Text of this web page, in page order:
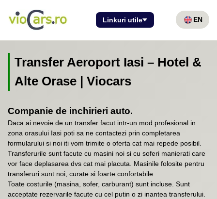
Linkuri utile EN
Transfer Aeroport Iasi – Hotel &
Alte Orase | Viocars
Companie de inchirieri auto.
Daca ai nevoie de un transfer facut intr-un mod profesional in
zona orasului Iasi poti sa ne contactezi prin completarea
formularului si noi iti vom trimite o oferta cat mai repede posibil.
Transferurile sunt facute cu masini noi si cu soferi manierati care
vor face deplasarea dvs cat mai placuta. Masinile folosite pentru
transferuri sunt noi, curate si foarte confortabile
Toate costurile (masina, sofer, carburant) sunt incluse. Sunt
acceptate rezervarile facute cu cel putin o zi inantea transferului.